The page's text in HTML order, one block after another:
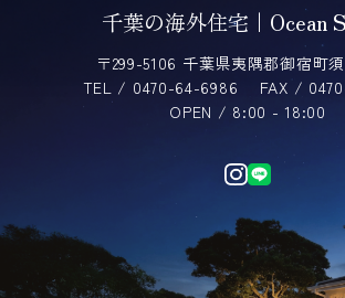
千葉の海外住宅｜Ocean
〒299-5106 千葉県夷隅郡御宿町
TEL / 0470-64-6986
FAX /
OPEN / 8:00 - 18:00